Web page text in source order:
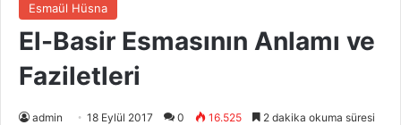
Esmaül Hüsna
El-Basir Esmasının Anlamı ve
Faziletleri
admin 18 Eylül 2017 0 16.525 2 dakika okuma süresi